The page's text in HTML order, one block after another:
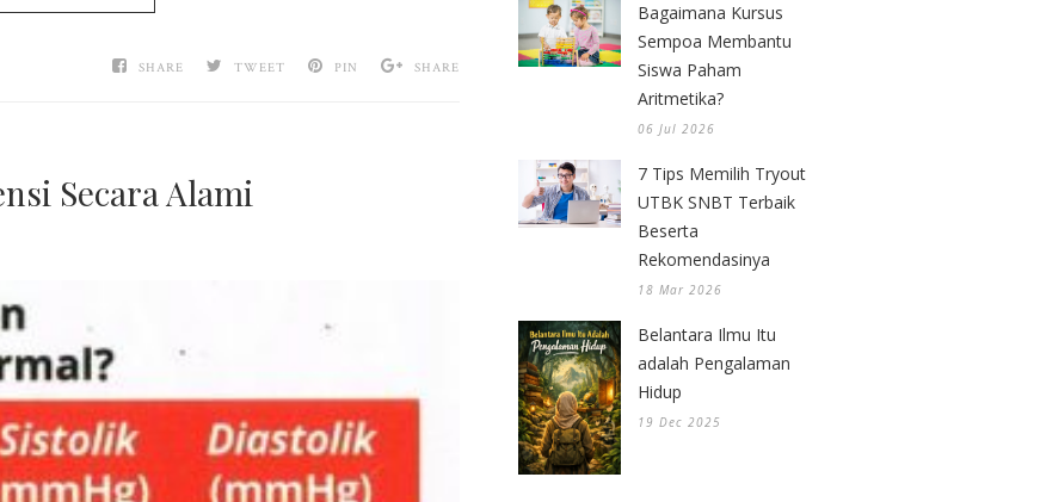
SHARE TWEET PIN SHARE
Secara Alami
Bagaimana Kursus
Sempoa Membantu
Siswa Paham
Aritmetika?
06 Jul 2026
7 Tips Memilih Tryout
UTBK SNBT Terbaik
Beserta
Rekomendasinya
18 Mar 2026
Belantara Ilmu Itu
adalah Pengalaman
Hidup
19 Dec 2025